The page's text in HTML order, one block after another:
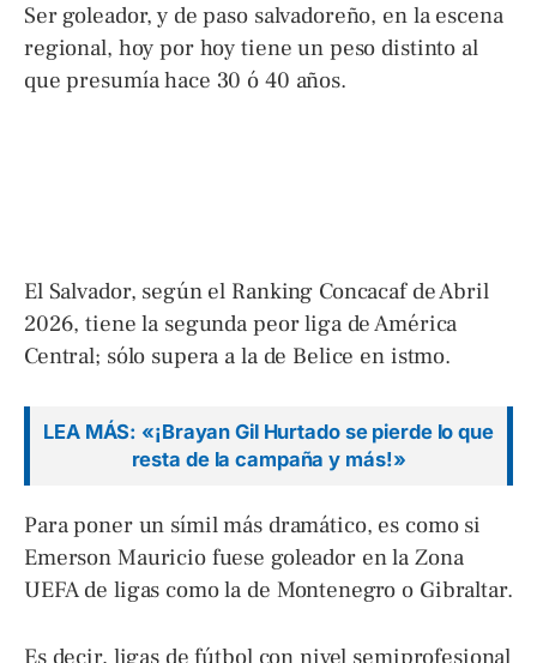
Ser goleador, y de paso salvadoreño, en la escena
regional, hoy por hoy tiene un peso distinto al
que presumía hace 30 ó 40 años.
El Salvador, según el Ranking Concacaf de Abril
2026, tiene la segunda peor liga de América
Central; sólo supera a la de Belice en istmo.
LEA MÁS: «¡Brayan Gil Hurtado se pierde lo que
resta de la campaña y más!»
Para poner un símil más dramático, es como si
Emerson Mauricio fuese goleador en la Zona
UEFA de ligas como la de Montenegro o Gibraltar.
Es decir, ligas de fútbol con nivel semiprofesional